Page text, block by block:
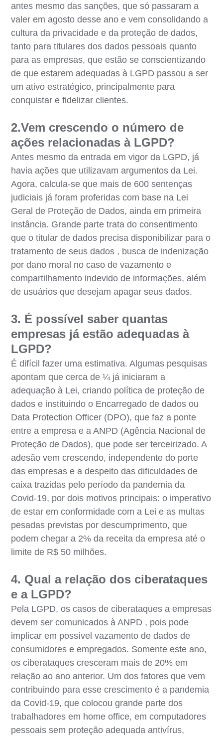
antes mesmo das sanções, que só passaram a
valer em agosto desse ano e vem consolidando a
cultura da privacidade e da proteção de dados,
tanto para titulares dos dados pessoais quanto
para as empresas, que estão se conscientizando
de que estarem adequadas à LGPD passou a ser
um ativo estratégico, principalmente para
conquistar e fidelizar clientes.
2.Vem crescendo o número de
ações relacionadas à LGPD?
Antes mesmo da entrada em vigor da LGPD, já
havia ações que utilizavam argumentos da Lei.
Agora, calcula-se que mais de 600 sentenças
judiciais já foram proferidas com base na Lei
Geral de Proteção de Dados, ainda em primeira
instância. Grande parte trata do consentimento
que o titular de dados precisa disponibilizar para o
tratamento de seus dados , busca de indenização
por dano moral no caso de vazamento e
compartilhamento indevido de informações, além
de usuários que desejam apagar seus dados.
3. É possível saber quantas
empresas já estão adequadas à
LGPD?
É difícil fazer uma estimativa. Algumas pesquisas
apontam que cerca de ¼ já iniciaram a
adequação à Lei, criando política de proteção de
dados e instituindo o Encarregado de dados ou
Data Protection Officer (DPO), que faz a ponte
entre a empresa e a ANPD (Agência Nacional de
Proteção de Dados), que pode ser terceirizado. A
adesão vem crescendo, independente do porte
das empresas e a despeito das dificuldades de
caixa trazidas pelo período da pandemia da
Covid-19, por dois motivos principais: o imperativo
de estar em conformidade com a Lei e as multas
pesadas previstas por descumprimento, que
podem chegar a 2% da receita da empresa até o
limite de R$ 50 milhões.
4. Qual a relação dos ciberataques
e a LGPD?
Pela LGPD, os casos de ciberataques a empresas
devem ser comunicados à ANPD , pois pode
implicar em possível vazamento de dados de
consumidores e empregados. Somente este ano,
os ciberataques cresceram mais de 20% em
relação ao ano anterior. Um dos fatores que vem
contribuindo para esse crescimento é a pandemia
da Covid-19, que colocou grande parte dos
trabalhadores em home office, em computadores
pessoais sem proteção adequada antivírus,